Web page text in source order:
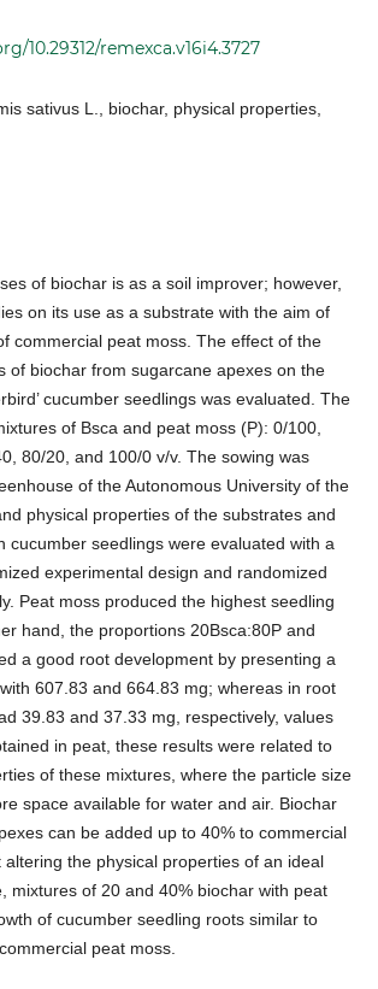
10.29312/remexca.v16i4.3727
sativus L., biochar, physical properties,
of biochar is as a soil improver; however,
on its use as a substrate with the aim of
commercial peat moss. The effect of the
of biochar from sugarcane apexes on the
cucumber seedlings was evaluated. The
of Bsca and peat moss (P): 0/100,
80/20, and 100/0 v/v. The sowing was
of the Autonomous University of the
physical properties of the substrates and
cucumber seedlings were evaluated with a
experimental design and randomized
Peat moss produced the highest seedling
hand, the proportions 20Bsca:80P and
a good root development by presenting a
607.83 and 664.83 mg; whereas in root
39.83 and 37.33 mg, respectively, values
in peat, these results were related to
of these mixtures, where the particle size
space available for water and air. Biochar
can be added up to 40% to commercial
altering the physical properties of an ideal
mixtures of 20 and 40% biochar with peat
of cucumber seedling roots similar to
peat moss.